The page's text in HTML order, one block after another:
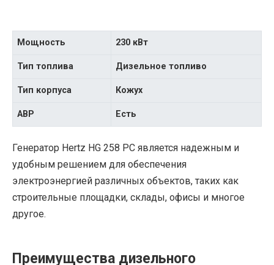
Мощность 230 кВт
Тип топлива Дизельное топливо
Тип корпуса Кожух
АВР Есть
Генератор Hertz HG 258 PC является надежным и
удобным решением для обеспечения
электроэнергией различных объектов, таких как
строительные площадки, склады, офисы и многое
другое.
Преимущества дизельного